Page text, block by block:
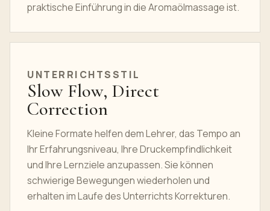
praktische Einführung in die Aromaölmassage ist.
UNTERRICHTSSTIL
Slow Flow, Direct
Correction
Kleine Formate helfen dem Lehrer, das Tempo an
Ihr Erfahrungsniveau, Ihre Druckempfindlichkeit
und Ihre Lernziele anzupassen. Sie können
schwierige Bewegungen wiederholen und
erhalten im Laufe des Unterrichts Korrekturen.